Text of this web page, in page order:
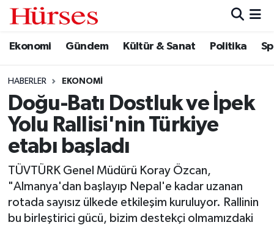
Ekonomi Gündem Kültür & Sanat Politika
HABERLER EKONOMI
Doğu-Batı Dostluk ve İpek
Yolu Rallisi'nin Türkiye
etabı başladı
TÜVTÜRK Genel Müdürü Koray Özcan,
"Almanya'dan başlayıp Nepal'e kadar uzanan
rotada sayısız ülkede etkileşim kuruluyor. Rallinin
bu birleştirici gücü, bizim destekçi olmamızdaki
Ekonomi
Gündem
Kültür & Sanat
Politika
Spor
Turizm
Hava Durumu
Trafik Durumu
Süper Lig Puan Durumu ve Fikstür
Tüm Manşetler
Son Dakika Haberleri
Haber Arşivi